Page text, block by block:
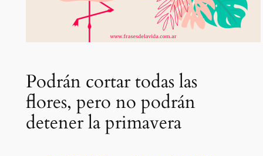
Podrán cortar todas las
flores, pero no podrán
detener la primavera